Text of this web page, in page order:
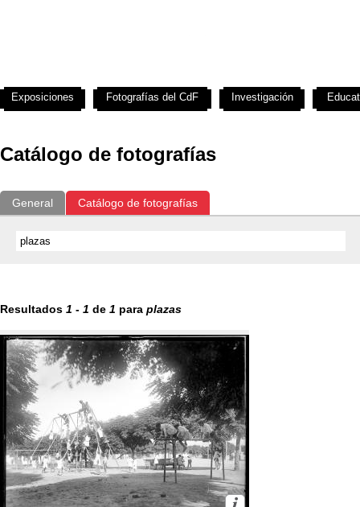
Catálogo de fotografías
General Catálogo de fotografías
Resultados 1 - 1 de 1 para plazas
Exposiciones Fotografías del CdF Investigación